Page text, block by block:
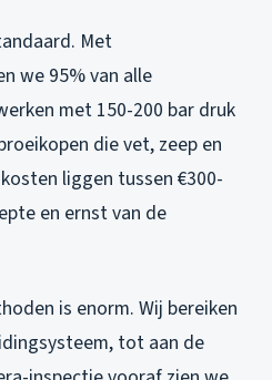
Met
we 95% van alle
met 150-200 bar druk
die vet, zeep en
liggen tussen €300-
en ernst van de
is enorm. Wij bereiken
tot aan de